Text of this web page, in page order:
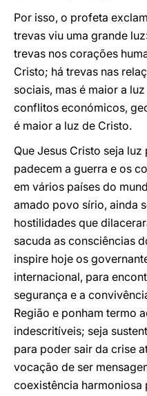
Por isso, o profeta
trevas viu uma grande
trevas nos corações
Cristo; há trevas nas
sociais, mas é maior a
conflitos económicos,
é maior a luz de Cristo.
Que Jesus Cristo seja
padecem a guerra e os
em vários países do
amado povo sírio, ainda
hostilidades que
sacuda as consciências
inspire hoje os
internacional, para
segurança e a
Região e ponham termo
indescritíveis; seja
para poder sair da crise
vocação de ser
coexistência harmoniosa